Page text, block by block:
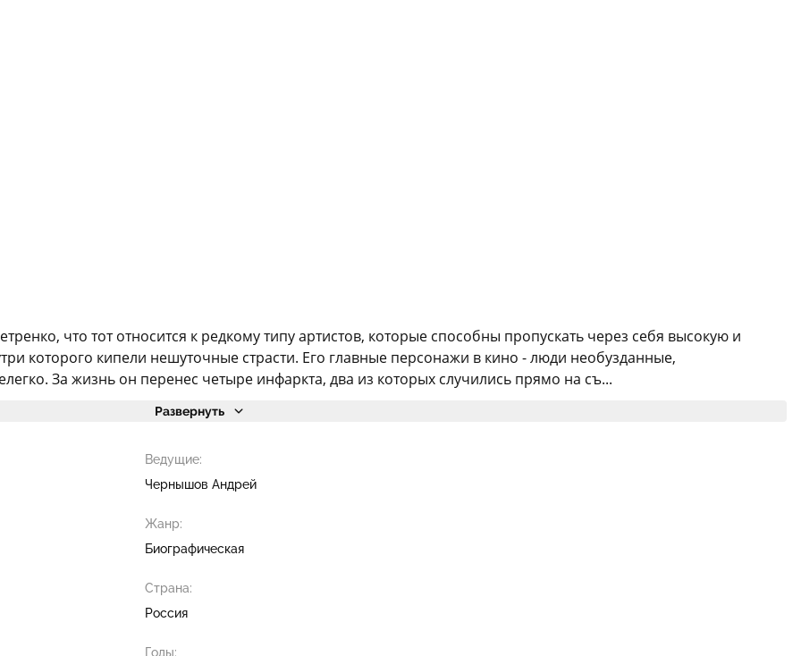
что тот относится к редкому типу артистов, которые способны пропускать через себя высокую и
которого кипели нешуточные страсти. Его главные персонажи в кино - люди необузданные,
За жизнь он перенес четыре инфаркта, два из которых случились прямо на съ...
Развернуть
Ведущие:
Чернышов Андрей
Жанр:
Биографическая
Страна:
Россия
Годы: